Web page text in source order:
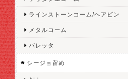
ラインストーンコーム/ヘアピン
メタルコーム
バレッタ
シージョ留め